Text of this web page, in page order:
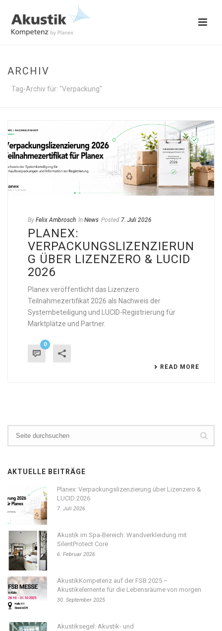
ARCHIV
Tag-Archiv für: "Verpackung"
By Felix Ambrosch In News Posted 7. Juli 2026
PLANEX:
VERPACKUNGSLIZENZIERUN
G ÜBER LIZENZERO & LUCID
2026
Planex veröffentlicht das Lizenzero
Teilnahmezertifikat 2026 als Nachweis der
Systembeteiligung und LUCID-Registrierung für
Marktplätze und Partner.
0
READ MORE
AKTUELLE BEITRÄGE
Planex: Verpackungslizenzierung über Lizenzero &
LUCID 2026
7. Juli 2026
Akustik im Spa-Bereich: Wandverkleidung mit
SilentProtect Core
6. Februar 2026
AkustikKompetenz auf der FSB 2025 –
Akustikelemente für die Lebensräume von morgen
30. September 2025
Akustiksegel: Akustik- und